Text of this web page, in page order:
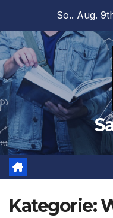
springen
So.. Aug.
Kategorie: